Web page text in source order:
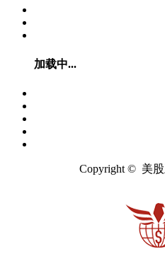
加载中...
Copyright © 美